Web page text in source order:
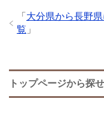
「 大分県から長野
覧 」
トップページから探